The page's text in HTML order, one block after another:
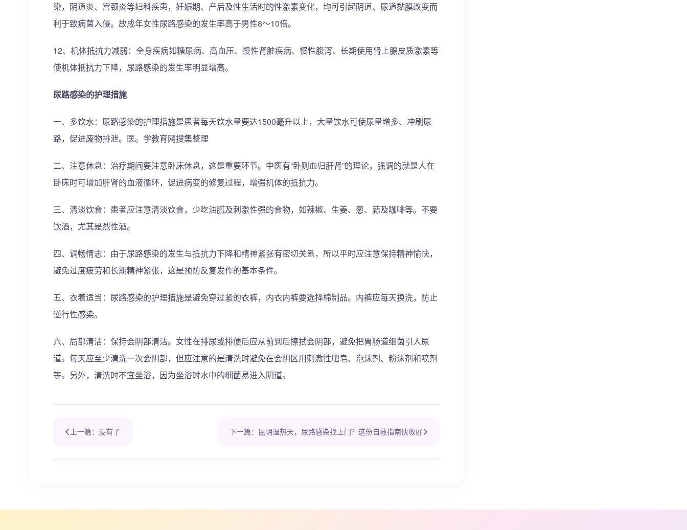
染，阴道炎、宫颈炎等妇科疾患，妊娠期、产后及性生活时的性激素变化，均可引起阴道、尿道黏膜改变而
利于致病菌入侵。故成年女性尿路感染的发生率高于男性8～10倍。
12、机体抵抗力减弱：全身疾病如糖尿病、高血压、慢性肾脏疾病、慢性腹泻、长期使用肾上腺皮质激素等
使机体抵抗力下降，尿路感染的发生率明显增高。
尿路感染的护理措施
一、多饮水：尿路感染的护理措施是患者每天饮水量要达1500毫升以上，大量饮水可使尿量增多、冲刷尿
路，促进废物排泄。医。学教育网搜集整理
二、注意休息：治疗期间要注意卧床休息，这是重要环节。中医有“卧则血归肝肾”的理论，强调的就是人在
卧床时可增加肝肾的血液循环，促进病变的修复过程，增强机体的抵抗力。
三、清淡饮食：患者应注意清淡饮食，少吃油腻及刺激性强的食物，如辣椒、生姜、葱、蒜及咖啡等。不要
饮酒，尤其是烈性酒。
四、调畅情志：由于尿路感染的发生与抵抗力下降和精神紧张有密切关系，所以平时应注意保持精神愉快，
避免过度疲劳和长期精神紧张，这是预防反复发作的基本条件。
五、衣着适当：尿路感染的护理措施是避免穿过紧的衣裤，内衣内裤要选择棉制品。内裤应每天换洗，防止
逆行性感染。
六、局部清洁：保持会阴部清洁。女性在排尿或排便后应从前到后擦拭会阴部，避免把胃肠道细菌引人尿
道。每天应至少清洗一次会阴部，但应注意的是清洗时避免在会阴区用刺激性肥皂、泡沫剂、粉沫剂和喷剂
等。另外，清洗时不宜坐浴，因为坐浴时水中的细菌易进入阴道。
上一篇：没有了 下一篇：昆明湿热天，尿路感染找上门？这份自救指南快收好